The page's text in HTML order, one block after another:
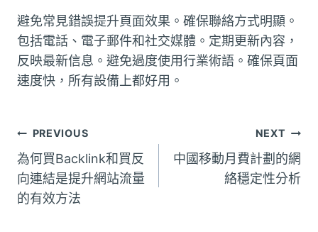
避免常見錯誤提升頁面效果。確保聯絡方式明顯。
包括電話、電子郵件和社交媒體。定期更新內容，
反映最新信息。避免過度使用行業術語。確保頁面
速度快，所有設備上都好用。
文
章
導
PREVIOUS
為何買Backlink和買反
向連結是提升網站流量
的有效方法
NEXT
中國移動月費計劃的網
絡穩定性分析